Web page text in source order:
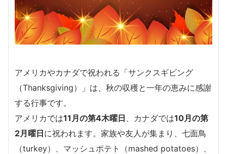
アメリカやカナダで祝われる「サンクスギビング
（Thanksgiving）」は、秋の収穫と一年の恵みに感謝
する行事です。
アメリカでは11月の第4木曜日 、カナダでは10月の第
2月曜日に祝われます。家族や友人が集まり、七面鳥
（turkey）、マッシュポテト（mashed potatoes）、